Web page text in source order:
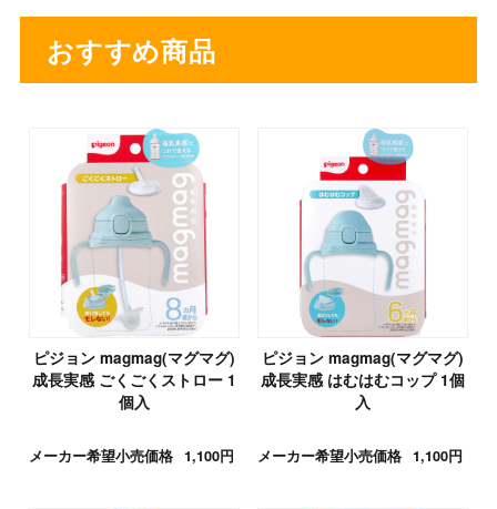
おすすめ商品
ピジョン magmag(マグマグ)
成長実感 ごくごくストロー 1
個入
メーカー希望小売価格 1,100円
ピジョン magmag(マグマグ)
成長実感 はむはむコップ 1個
入
メーカー希望小売価格 1,100円